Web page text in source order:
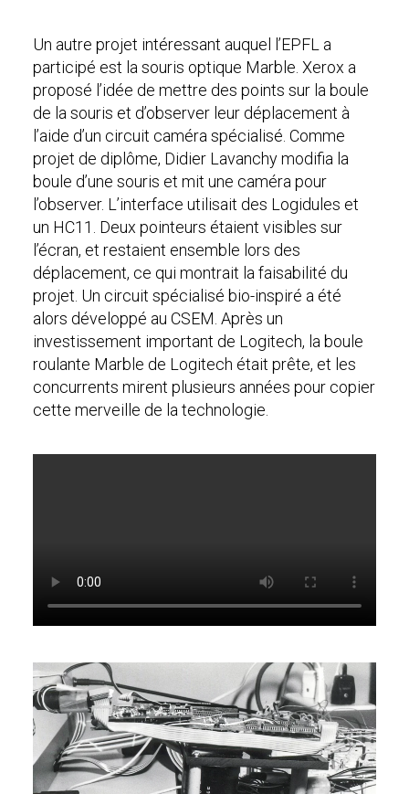
Un autre projet intéressant auquel l’EPFL a
participé est la souris optique Marble. Xerox a
proposé l’idée de mettre des points sur la boule
de la souris et d’observer leur déplacement à
l’aide d’un circuit caméra spécialisé. Comme
projet de diplôme, Didier Lavanchy modifia la
boule d’une souris et mit une caméra pour
l’observer. L’interface utilisait des Logidules et
un HC11. Deux pointeurs étaient visibles sur
l’écran, et restaient ensemble lors des
déplacement, ce qui montrait la faisabilité du
projet. Un circuit spécialisé bio-inspiré a été
alors développé au CSEM. Après un
investissement important de Logitech, la boule
roulante Marble de Logitech était prête, et les
concurrents mirent plusieurs années pour copier
cette merveille de la technologie.